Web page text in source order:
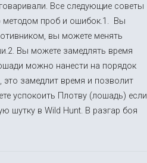
Все следующие советы
методом проб и ошибок.1. Вы
вы можете менять
Вы можете замедлять время
можно нанести на порядок
замедлит время и позволит
успокоить Плотву (лошадь) если
шутку в Wild Hunt. В разгар боя